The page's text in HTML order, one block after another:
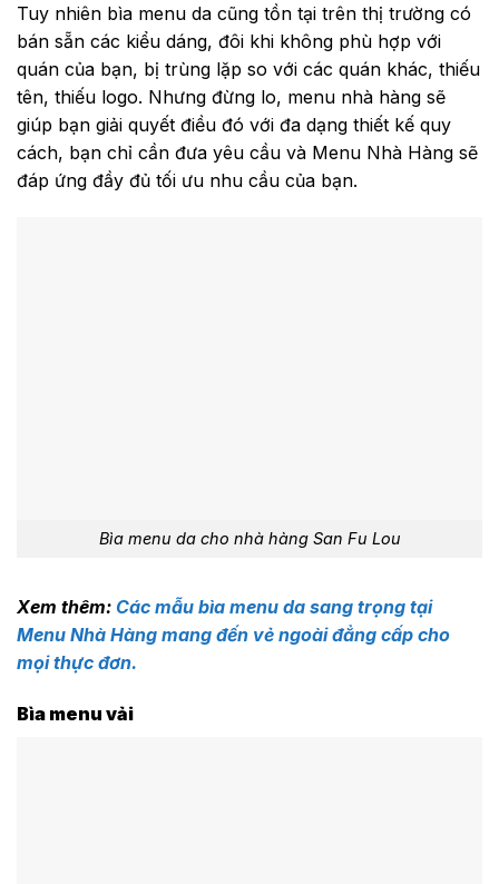
Tuy nhiên bìa menu da cũng tồn tại trên thị trường có
bán sẵn các kiểu dáng, đôi khi không phù hợp với
quán của bạn, bị trùng lặp so với các quán khác, thiếu
tên, thiếu logo. Nhưng đừng lo, menu nhà hàng sẽ
giúp bạn giải quyết điều đó với đa dạng thiết kế quy
cách, bạn chỉ cần đưa yêu cầu và Menu Nhà Hàng sẽ
đáp ứng đầy đủ tối ưu nhu cầu của bạn.
Bìa menu da cho nhà hàng San Fu Lou
Xem thêm: Các mẫu bìa menu da sang trọng tại
Menu Nhà Hàng mang đến vẻ ngoài đẳng cấp cho
mọi thực đơn.
Bìa menu vải